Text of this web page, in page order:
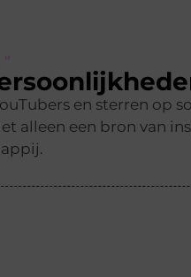
en sterren op
alleen een bron van